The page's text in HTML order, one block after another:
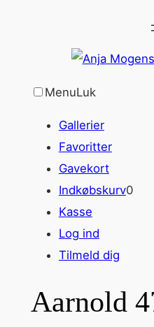
MenuLuk
Gallerier
Favoritter
Gavekort
Indkøbskurv0
Kasse
Log ind
Tilmeld dig
Aarnold